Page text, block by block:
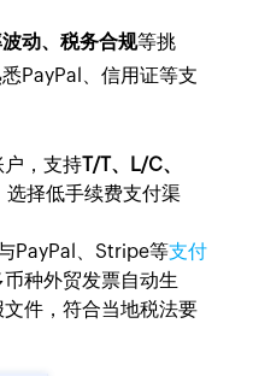
动、税务合规等挑
PayPal、信用证等支
户，支持T/T、L/C、
选择低手续费支付渠
PayPal、Stripe等支付
种外贸发票自动生
件，符合当地税法要